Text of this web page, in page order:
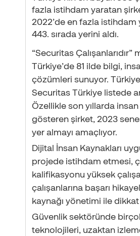
fazla istihdam yaratan
2022’de en fazla istihdam
443. sırada yerini aldı.
“Securitas
Türkiye’de 81 ilde bilgi,
çözümleri sunuyor.
Securitas Türkiye listede
Özellikle son yıllarda
gösteren şirket, 2023
yer almayı amaçlıyor.
Dijital İnsan Kaynakları
projede istihdam etmesi,
kalifikasyonu yüksek
çalışanlarına başarı
kaynağı yönetimi ile
Güvenlik sektöründe
teknolojileri, uzaktan